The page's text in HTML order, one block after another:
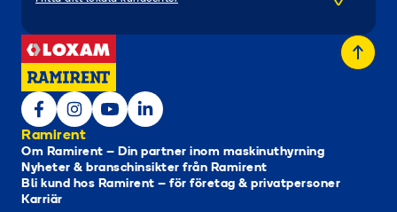
Ramirent
Om Ramirent – Din partner inom maskinuthyrning
Nyheter & branschinsikter från Ramirent
Bli kund hos Ramirent – för företag & privatpersoner
Karriär